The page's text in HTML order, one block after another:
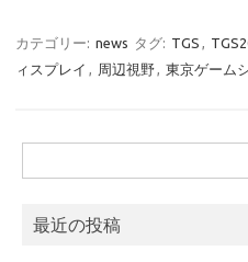
カテゴリー: news タグ: TGS ,
ィスプレイ , 周辺視野, 東京ゲーム
索:
最近の投稿